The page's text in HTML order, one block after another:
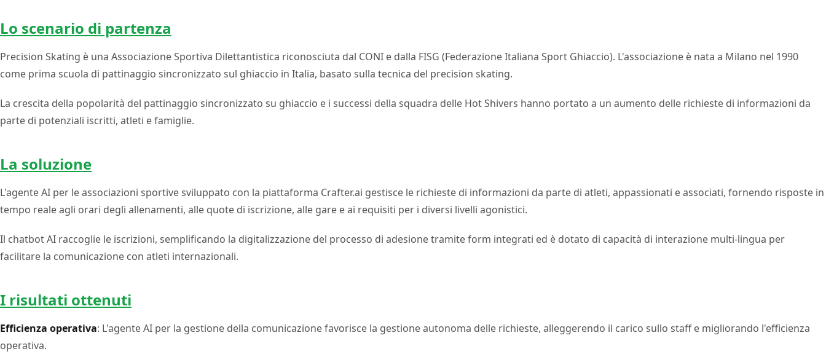
Lo scenario di partenza
Precision Skating è una Associazione Sportiva Dilettantistica riconosciuta dal CONI e dalla FISG (Federazione Italiana Sport Ghiaccio). L'associazione è nata a Milano nel 1990
come prima scuola di pattinaggio sincronizzato sul ghiaccio in Italia, basato sulla tecnica del precision skating.
La crescita della popolarità del pattinaggio sincronizzato su ghiaccio e i successi della squadra delle Hot Shivers hanno portato a un aumento delle richieste di informazioni da
parte di potenziali iscritti, atleti e famiglie.
La soluzione
L'agente AI per le associazioni sportive sviluppato con la piattaforma Crafter.ai gestisce le richieste di informazioni da parte di atleti, appassionati e associati, fornendo risposte in
tempo reale agli orari degli allenamenti, alle quote di iscrizione, alle gare e ai requisiti per i diversi livelli agonistici.
Il chatbot AI raccoglie le iscrizioni, semplificando la digitalizzazione del processo di adesione tramite form integrati ed è dotato di capacità di interazione multi-lingua per
facilitare la comunicazione con atleti internazionali.
I risultati ottenuti
Efficienza operativa: L'agente AI per la gestione della comunicazione favorisce la gestione autonoma delle richieste, alleggerendo il carico sullo staff e migliorando l'efficienza
operativa.